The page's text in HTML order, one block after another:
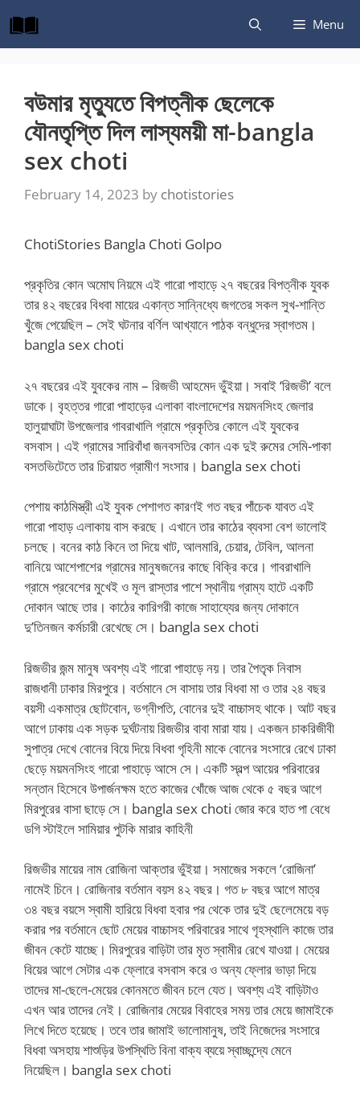
to
content
Menu
বউমার মৃত্যুতে বিপত্নীক ছেলেকে
যৌনতৃপ্তি দিল লাস্যময়ী মা-bangla
sex choti
February 14, 2023 by chotistories
ChotiStories Bangla Choti Golpo
প্রকৃতির কোন অমোঘ নিয়মে এই গারো পাহাড়ে ২৭ বছরের বিপত্নীক যুবক
তার ৪২ বছরের বিধবা মায়ের একান্ত সান্নিধ্যে জগতের সকল সুখ-শান্তি
খুঁজে পেয়েছিল – সেই ঘটনার বর্ণিল আখ্যানে পাঠক বন্ধুদের স্বাগতম।
bangla sex choti
২৭ বছরের এই যুবকের নাম – রিজভী আহমেদ ভুঁইয়া। সবাই ‘রিজভী’ বলে
ডাকে। বৃহত্তর গারো পাহাড়ের এলাকা বাংলাদেশের ময়মনসিংহ জেলার
হালুয়াঘাটা উপজেলার গাবরাখালি গ্রামে প্রকৃতির কোলে এই যুবকের
বসবাস। এই গ্রামের সারিবাঁধা জনবসতির কোন এক দুই রুমের সেমি-পাকা
বসতভিটেতে তার চিরায়ত গ্রামীণ সংসার। bangla sex choti
পেশায় কাঠমিস্ত্রী এই যুবক পেশাগত কারণই গত বছর পাঁচেক যাবত এই
গারো পাহাড় এলাকায় বাস করছে। এখানে তার কাঠের ব্যবসা বেশ ভালোই
চলছে। বনের কাঠ কিনে তা দিয়ে খাট, আলমারি, চেয়ার, টেবিল, আলনা
বানিয়ে আশেপাশের গ্রামের মানুষজনের কাছে বিক্রি করে। গাবরাখালি
গ্রামে প্রবেশের মুখেই ও মূল রাস্তার পাশে স্থানীয় গ্রাম্য হাটে একটি
দোকান আছে তার। কাঠের কারিগরী কাজে সাহায্যের জন্য দোকানে
দু’তিনজন কর্মচারী রেখেছে সে। bangla sex choti
রিজভীর জন্ম মানুষ অবশ্য এই গারো পাহাড়ে নয়। তার পৈতৃক নিবাস
রাজধানী ঢাকার মিরপুরে। বর্তমানে সে বাসায় তার বিধবা মা ও তার ২৪ বছর
বয়সী একমাত্র ছোটবোন, ভগ্নীপতি, বোনের দুই বাচ্চাসহ থাকে। আট বছর
আগে ঢাকায় এক সড়ক দুর্ঘটনায় রিজভীর বাবা মারা যায়। একজন চাকরিজীবী
সুপাত্র দেখে বোনের বিয়ে দিয়ে বিধবা গৃহিনী মাকে বোনের সংসারে রেখে ঢাকা
ছেড়ে ময়মনসিংহ গারো পাহাড়ে আসে সে। একটি স্বল্প আয়ের পরিবারের
সন্তান হিসেবে উপার্জনক্ষম হতে কাজের খোঁজে আজ থেকে ৫ বছর আগে
মিরপুরের বাসা ছাড়ে সে। bangla sex choti জোর করে হাত পা বেধে
ডগি স্টাইলে সামিয়ার পুটকি মারার কাহিনী
রিজভীর মায়ের নাম রোজিনা আক্তার ভুঁইয়া। সমাজের সকলে ‘রোজিনা’
নামেই চিনে। রোজিনার বর্তমান বয়স ৪২ বছর। গত ৮ বছর আগে মাত্র
৩৪ বছর বয়সে স্বামী হারিয়ে বিধবা হবার পর থেকে তার দুই ছেলেমেয়ে বড়
করার পর বর্তমানে ছোট মেয়ের বাচ্চাসহ পরিবারের সাথে গৃহস্থালি কাজে তার
জীবন কেটে যাচ্ছে। মিরপুরের বাড়িটা তার মৃত স্বামীর রেখে যাওয়া। মেয়ের
বিয়ের আগে সেটার এক ফ্লোরে বসবাস করে ও অন্য ফ্লোর ভাড়া দিয়ে
তাদের মা-ছেলে-মেয়ের কোনমতে জীবন চলে যেত। অবশ্য এই বাড়িটাও
এখন আর তাদের নেই। রোজিনার মেয়ের বিবাহের সময় তার মেয়ে জামাইকে
লিখে দিতে হয়েছে। তবে তার জামাই ভালোমানুষ, তাই নিজেদের সংসারে
বিধবা অসহায় শাশুড়ির উপস্থিতি বিনা বাক্য ব্যয়ে স্বাচ্ছন্দ্যে মেনে
নিয়েছিল। bangla sex choti